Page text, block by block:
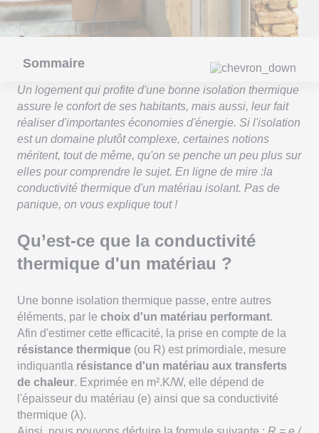
Sommaire
Un logement qui profite d'une bonne isolation thermique
assure le confort de ses habitants, mais aussi, leur fait
réaliser d'importantes économies d'énergie. Si l'isolation
est un domaine plutôt complexe, certaines notions
méritent, tout de même, qu'on se penche un peu plus sur
elles pour comprendre le sujet. En ligne de mire :la
conductivité thermique d'un matériau isolant. Pas de
panique, on vous explique tout !
Qu’est-ce que la conductivité
thermique d'un matériau ?
Une bonne isolation thermique passe, entre autres
éléments, par le choix d'un matériau performant.
Afin d'estimer cette efficacité, la prise en compte de la
résistance thermique (ou R) est primordiale, mesure
indiquantla résistance d'un matériau aux transferts
de chaleur. Exprimée en m².K/W, elle dépend de
l'épaisseur du matériau (e) ainsi que sa conductivité
thermique (λ).